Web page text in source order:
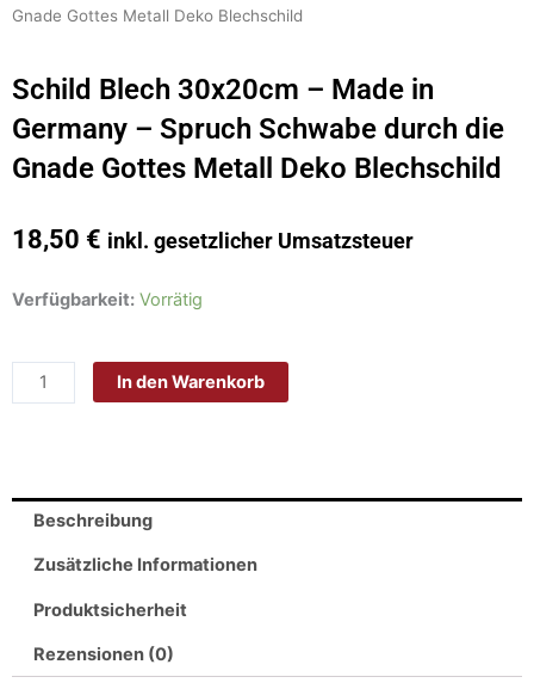
Gnade Gottes Metall Deko Blechschild
Schild Blech 30x20cm – Made in
Germany – Spruch Schwabe durch die
Gnade Gottes Metall Deko Blechschild
18,50 € inkl. gesetzlicher Umsatzsteuer
Verfügbarkeit: Vorrätig
Schild
-
Spruch
Schwabe
Gnade
Gottes
In den Warenkorb
Beschreibung
Zusätzliche Informationen
Produktsicherheit
Rezensionen (0)